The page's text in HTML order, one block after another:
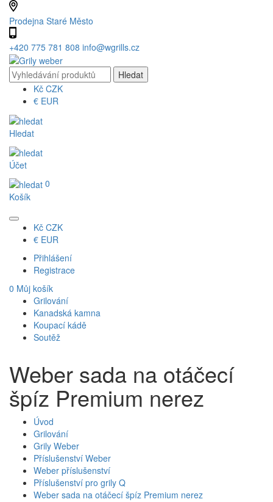
Prodejna Staré Město
+420 775 781 808 info@wgrills.cz
Kč CZK
€ EUR
Hledat
Účet
0
Košík
Kč CZK
€ EUR
Přihlášení
Registrace
0 Můj košík
Grilování
Kanadská kamna
Koupací kádě
Soutěž
Weber sada na otáčecí
špíz Premium nerez
Úvod
Grilování
Grily Weber
Příslušenství Weber
Weber příslušenství
Příslušenství pro grily Q
Weber sada na otáčecí špíz Premium nerez